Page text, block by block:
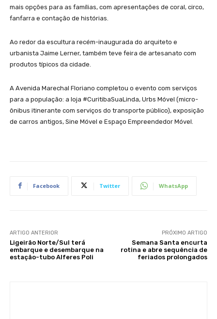
mais opções para as famílias, com apresentações de coral, circo,
fanfarra e contação de histórias.
Ao redor da escultura recém-inaugurada do arquiteto e
urbanista Jaime Lerner, também teve feira de artesanato com
produtos típicos da cidade.
A Avenida Marechal Floriano completou o evento com serviços
para a população: a loja #CuritibaSuaLinda, Urbs Móvel (micro-
ônibus itinerante com serviços do transporte público), exposição
de carros antigos, Sine Móvel e Espaço Empreendedor Móvel.
Facebook Twitter WhatsApp
ARTIGO ANTERIOR
Ligeirão Norte/Sul terá
embarque e desembarque na
estação-tubo Alferes Poli
PRÓXIMO ARTIGO
Semana Santa encurta
rotina e abre sequência de
feriados prolongados